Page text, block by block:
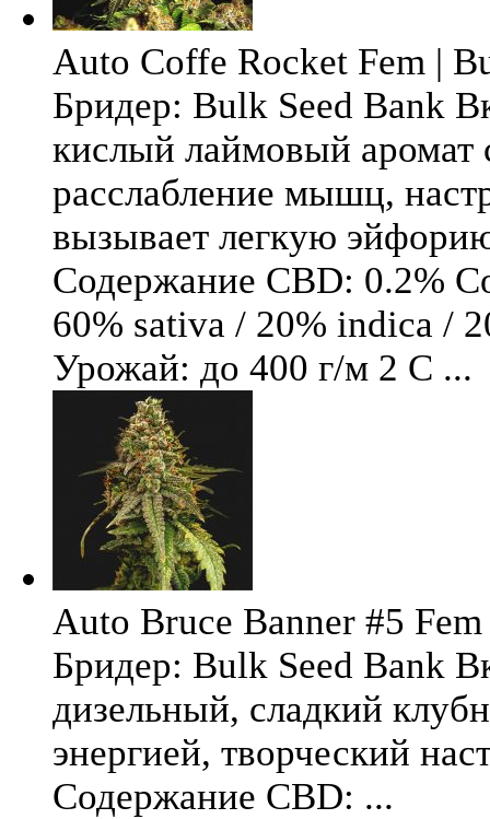
Auto Coffe Rocket Fem |
Бридер: Bulk Seed Bank
кислый лаймовый аромат
расслабление мышц,
вызывает легкую
Содержание CBD: 0.2%
60% sativa / 20% indica /
Урожай: до 400 г/м 2 С ...
Auto Bruce Banner #5
Бридер: Bulk Seed Bank
дизельный, сладкий
энергией, творческий
Содержание CBD: ...